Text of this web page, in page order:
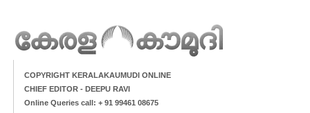
COPYRIGHT KERALAKAUMUDI ONLINE
CHIEF EDITOR - DEEPU RAVI
Online Queries call: + 91 99461 08675